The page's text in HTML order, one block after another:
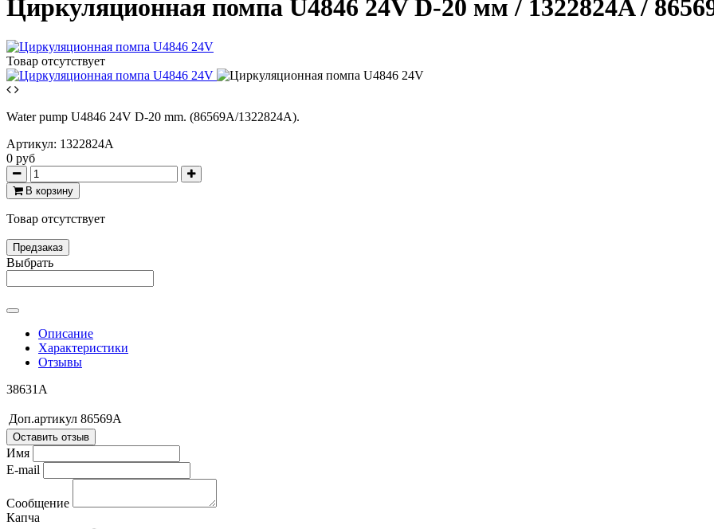
Циркуляционная помпа U4846 24V D-20 мм / 1322824A /
Товар отсутствует
Water pump U4846 24V D-20 mm. (86569A/1322824A).
Артикул: 1322824A
0 руб
В корзину
Товар отсутствует
Предзаказ
Выбрать
Описание
Характеристики
Отзывы
38631A
Доп.артикул 86569A
Оставить отзыв
Имя
E-mail
Сообщение
Капча